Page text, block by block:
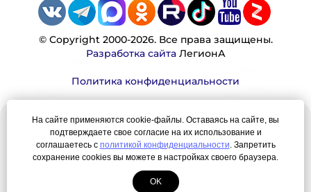
© Copyright 2000-2026. Все права защищены.
Разработка сайтаЛегионА
Политика конфиденциальности
Наша миссия:
Мы — честно, много, давно продаем вещи,
которые Вы ищете. Для нас главная ценность —
результат для нашего клиента!
На сайте применяются cookie-файлы. Оставаясь на сайте, вы
подтверждаете свое согласие на их использование и
соглашаетесь с политикой конфиденциальности. Запретить
сохранение cookies вы можете в настройках своего браузера.
OK